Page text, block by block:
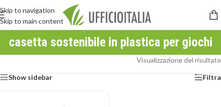
Skip to navigation
Skip to main content
casetta sostenibile in plastica per giochi
Visualizzazione del risultato
Show sidebar Filtra